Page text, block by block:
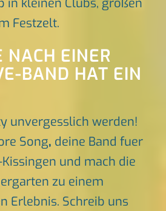
in kleinen Clubs, großen
Festzelt.
NACH EINER
BAND HAT EIN
unvergesslich werden!
Song, deine Band fuer
und mach die
zu einem
Erlebnis. Schreib uns